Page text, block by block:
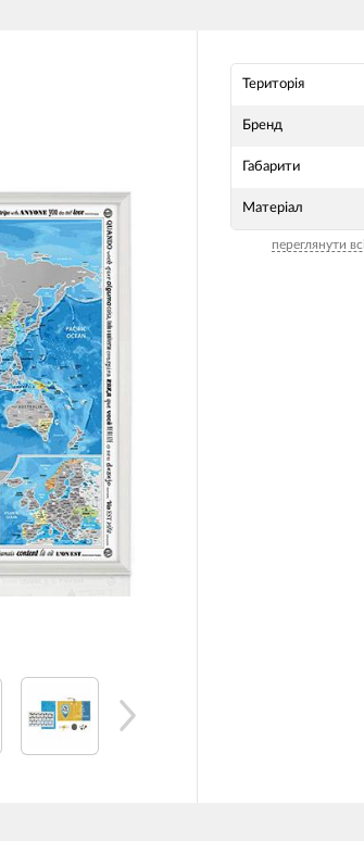
Територія
Бренд
Габарити
Матеріал
переглянути